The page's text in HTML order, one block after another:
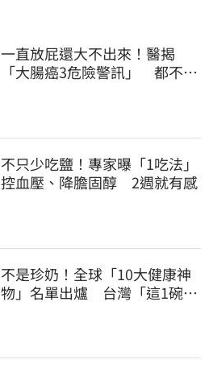
一直放屁還大不出來！醫揭
「大腸癌3危險警訊」 都不排
不只少吃鹽！專家曝「1吃法」
控血壓、降膽固醇 2週就有感
不是珍奶！全球「10大健康神
物」名單出爐 台灣「這1碗」